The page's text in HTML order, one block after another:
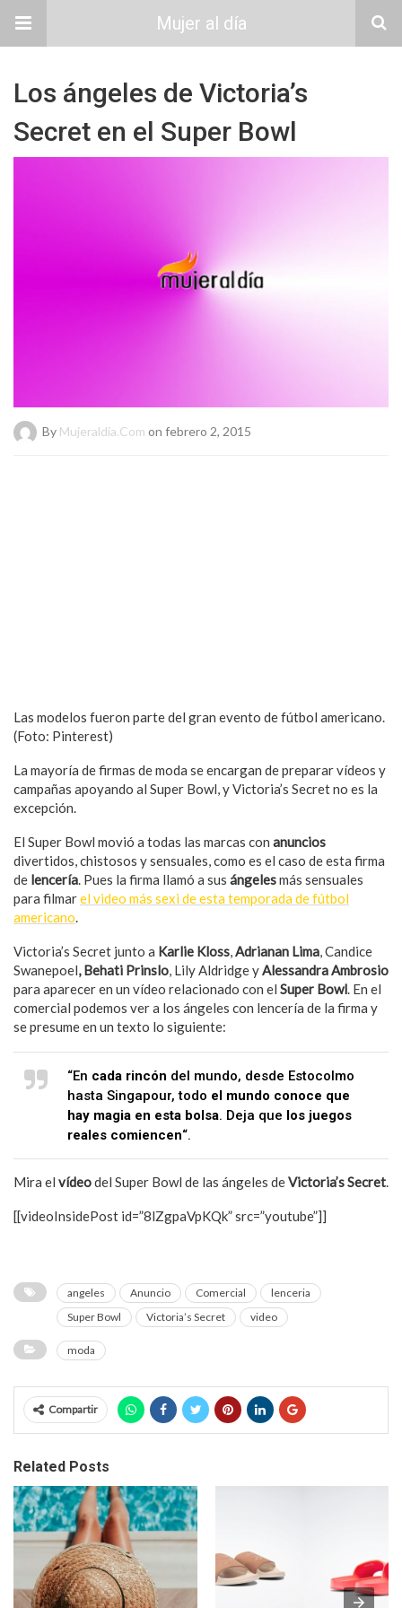
Mujer al día
Los ángeles de Victoria’s
Secret en el Super Bowl
By Mujeraldia.com on febrero 2, 2015
Las modelos fueron parte del gran evento de fútbol americano.
(Foto: Pinterest)
La mayoría de firmas de moda se encargan de preparar vídeos y
campañas apoyando al Super Bowl, y Victoria’s Secret no es la
excepción.
El Super Bowl movió a todas las marcas con anuncios
divertidos, chistosos y sensuales, como es el caso de esta firma
de lencería. Pues la firma llamó a sus ángelesmás sensuales
para filmarel video más sexi de esta temporada de fútbol
americano.
Victoria’s Secret junto a Karlie Kloss,Adrianan Lima, Candice
Swanepoel, Behati Prinslo, Lily Aldridge yAlessandra Ambrosio
para aparecer en un vídeo relacionado con el Super Bowl. En el
comercial podemos ver a los ángeles con lencería de la firma y
se presume en un texto lo siguiente:
“En cada rincón del mundo, desde Estocolmo
hasta Singapour, todo el mundo conoce que
hay magia en esta bolsa. Deja que los juegos
reales comiencen“.
Mira el vídeodel Super Bowl de las ángeles deVictoria’s Secret.
[[videoInsidePost id=”8lZgpaVpKQk” src=”youtube”]]
angeles Anuncio Comercial
lenceria
Super Bowl
Victoria’s Secret video
moda
Compartir
Related Posts